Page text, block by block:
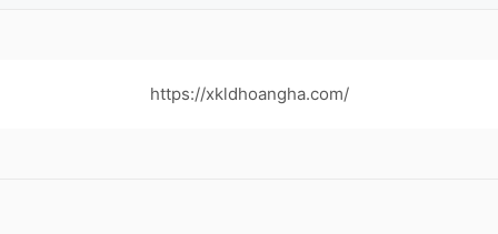
https://xkldhoangha.com/